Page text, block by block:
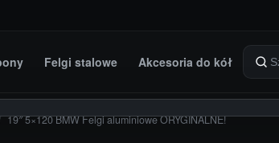
Felgi stalowe Akcesoria do kół
19″ 5×120 BMW Felgi aluminiowe ORYGINALNE!